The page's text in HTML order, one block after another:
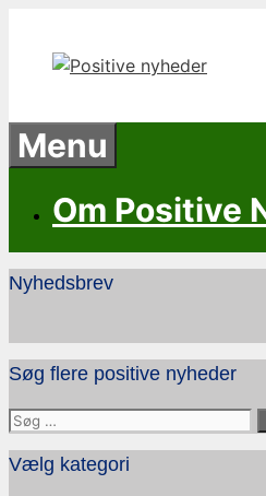
indhold
Menu
Om Positive
Nyhedsbrev
Søg flere positive nyheder
Søg
efter:
Vælg kategori